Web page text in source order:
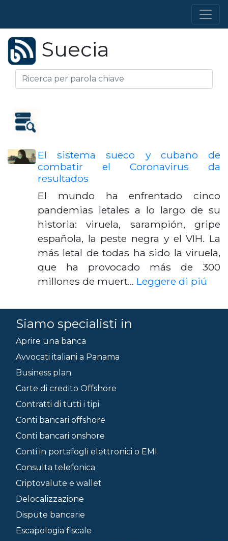
Suecia
El sistema sueco y cubano de
combatir el Coronavirus da
resultados
El mundo ha enfrentado cinco
pandemias letales a lo largo de su
historia: viruela, sarampión, gripe
española, la peste negra y el VIH. La
más letal de todas ha sido la viruela,
que ha provocado más de 300
millones de muert… Leggere di piú
Siamo specialisti in
Aprire una banca
Avvocati italiani a Panama
Business plan
Carte di credito Offshore
Contratti di tutti i tipi
Conti bancari offshore
Conti bancari onshore
Conti in portafogli elettronici o EMI
Consulta telefonica
Criptovalute e wallet
Delocalizzazione
Dispute bancarie
Escapologia fiscale